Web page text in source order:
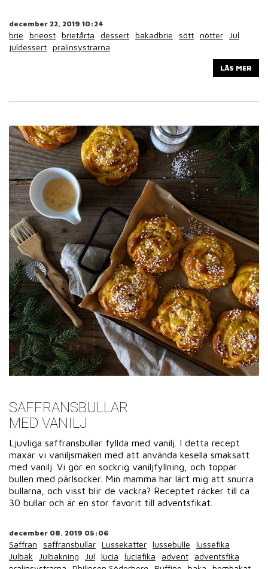
december 22, 2019 10:24
brie brieost brietårta dessert bakadbrie sött nötter Jul
juldessert pralinsystrarna
LÄS MER
SAFFRANSBULLAR
MED VANILJ
Ljuvliga saffransbullar fyllda med vanilj. I detta recept
maxar vi vaniljsmaken med att använda kesella smaksatt
med vanilj. Vi gör en sockrig vaniljfyllning, och toppar
bullen med pärlsocker. Min mamma har lärt mig att snurra
bullarna, och visst blir de vackra? Receptet räcker till ca
30 bullar och är en stor favorit till adventsfikat.
december 08, 2019 05:06
Saffran saffransbullar Lussekatter lussebulle
lussefika
Julbak Julbakning Jul lucia luciafika advent
adventsfika